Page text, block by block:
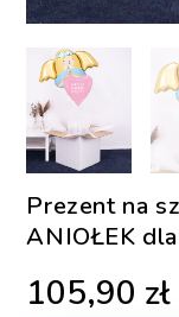
Prezent na
ANIOŁEK
105,90 zł